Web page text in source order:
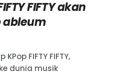
FIFTY akan
ableum
FIFTY FIFTY,
dunia musik